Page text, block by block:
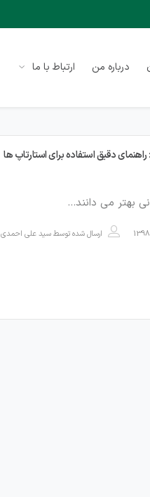
درباره من ارتباط با ما
دقیق استفاده برای استارتاپ ها
بهتر می دانند…
ارسال شده توسطسید علی احمدی